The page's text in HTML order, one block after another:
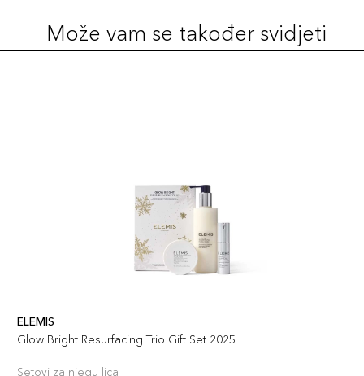
Može vam se također svidjeti
ELEMIS
Glow Bright Resurfacing Trio Gift Set 2025
Setovi za njegu lica